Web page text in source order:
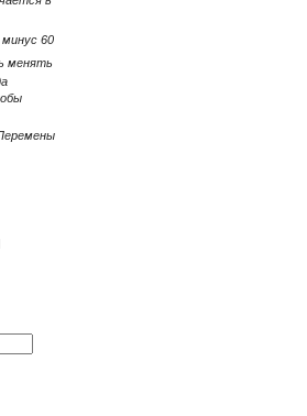
60
менять